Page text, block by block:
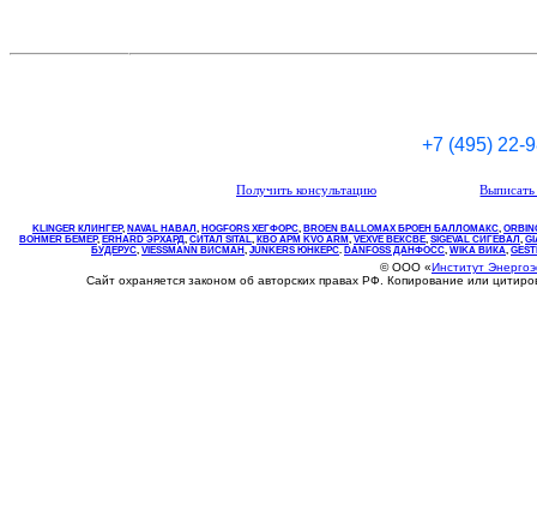
+7 (495) 22-
Получить консультацию
KLINGER КЛИНГЕР, NAVAL НАВАЛ , НOGFORS ХЕГФОРС, BROEN BALLOMAX БРОЕН БАЛЛОМАКС,
BOHMER БЕМЕР, ERHARD ЭРХАРД, СИТАЛ SITAL, КВО АРМ KVO ARM, VEXVE ВЕКСВЕ, SIGEVAL СИГЕВАЛ ,
БУДЕРУС, VIESSMANN ВИСМАН , JUNKERS ЮНКЕРС. DANFOSS ДАНФОСС, WIKA ВИКА,
© ООО «Институт
Сайт охраняется законом об авторских правах РФ. Копирование или